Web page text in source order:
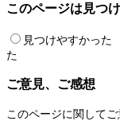
このページは見つ
見つけやすかった
た
ご意見、ご感想
このページに関して